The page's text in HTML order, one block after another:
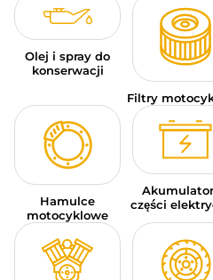
OKAZJE I
KARTY
PL | EUR € —
MARKI
PORADY
SKONTAKTUJ SIĘ Z
Olej i spray do
konserwacji
Filtry
Hamulce
motocyklowe
części